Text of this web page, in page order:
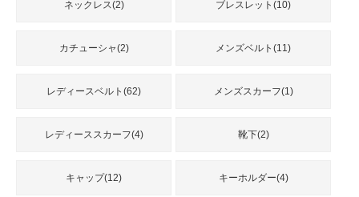
ネックレス(2) ブレスレット(10)
カチューシャ(2) メンズベルト(11)
レディースベルト(62) メンズスカーフ(1)
レディーススカーフ(4) 靴下(2)
キャップ(12) キーホルダー(4)